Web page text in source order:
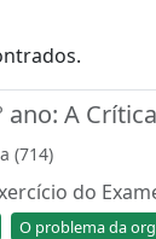
ano: A
(714)
do
O problema da